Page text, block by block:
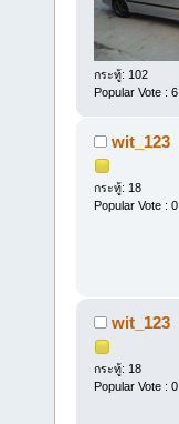
กระทู้: 102
Popular Vote : 6
wit_123
กระทู้: 18
Popular Vote : 0
wit_123
กระทู้: 18
Popular Vote : 0